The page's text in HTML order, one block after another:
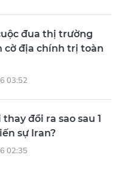
đua thị trường
cờ địa chính trị toàn
03:52
đổi ra sao sau 1
sự Iran?
02:35